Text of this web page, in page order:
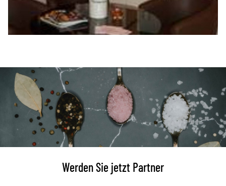
Werden Sie jetzt Partner